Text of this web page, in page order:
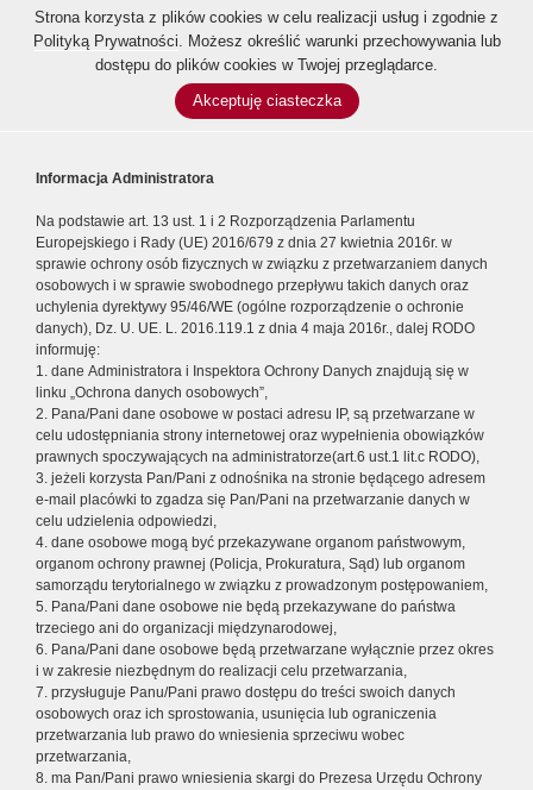
Strona korzysta z plików cookies w celu realizacji usług i zgodnie z
Polityką Prywatności. Możesz określić warunki przechowywania lub
dostępu do plików cookies w Twojej przeglądarce.
Akceptuję ciasteczka
Informacja Administratora
Na podstawie art. 13 ust. 1 i 2 Rozporządzenia Parlamentu
Europejskiego i Rady (UE) 2016/679 z dnia 27 kwietnia 2016r. w
sprawie ochrony osób fizycznych w związku z przetwarzaniem danych
osobowych i w sprawie swobodnego przepływu takich danych oraz
uchylenia dyrektywy 95/46/WE (ogólne rozporządzenie o ochronie
danych), Dz. U. UE. L. 2016.119.1 z dnia 4 maja 2016r., dalej RODO
informuję:
1. dane Administratora i Inspektora Ochrony Danych znajdują się w
linku „Ochrona danych osobowych”,
2. Pana/Pani dane osobowe w postaci adresu IP, są przetwarzane w
celu udostępniania strony internetowej oraz wypełnienia obowiązków
prawnych spoczywających na administratorze(art.6 ust.1 lit.c RODO),
3. jeżeli korzysta Pan/Pani z odnośnika na stronie będącego adresem
e-mail placówki to zgadza się Pan/Pani na przetwarzanie danych w
celu udzielenia odpowiedzi,
4. dane osobowe mogą być przekazywane organom państwowym,
organom ochrony prawnej (Policja, Prokuratura, Sąd) lub organom
samorządu terytorialnego w związku z prowadzonym postępowaniem,
5. Pana/Pani dane osobowe nie będą przekazywane do państwa
trzeciego ani do organizacji międzynarodowej,
6. Pana/Pani dane osobowe będą przetwarzane wyłącznie przez okres
i w zakresie niezbędnym do realizacji celu przetwarzania,
7. przysługuje Panu/Pani prawo dostępu do treści swoich danych
osobowych oraz ich sprostowania, usunięcia lub ograniczenia
przetwarzania lub prawo do wniesienia sprzeciwu wobec
przetwarzania,
8. ma Pan/Pani prawo wniesienia skargi do Prezesa Urzędu Ochrony